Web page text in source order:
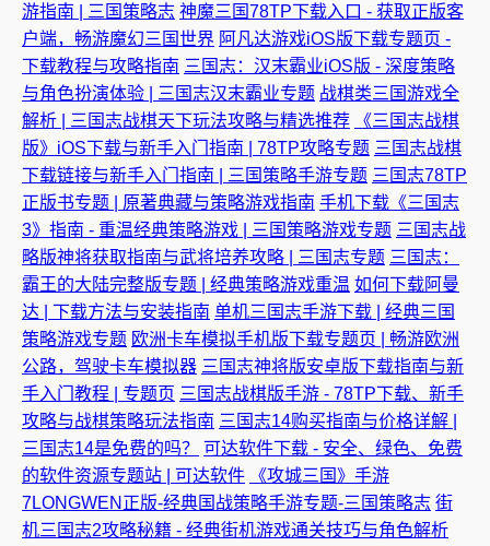
游指南 | 三国策略志 神魔三国78TP下载入口 - 获取正版客
户端，畅游魔幻三国世界 阿凡达游戏iOS版下载专题页 -
下载教程与攻略指南 三国志：汉末霸业iOS版 - 深度策略
与角色扮演体验 | 三国志汉末霸业专题 战棋类三国游戏全
解析 | 三国志战棋天下玩法攻略与精选推荐
《三国志战棋
版》iOS下载与新手入门指南 | 78TP攻略专题 三国志战棋
下载链接与新手入门指南 | 三国策略手游专题 三国志78TP
正版书专题 | 原著典藏与策略游戏指南 手机下载《三国志
3》指南 - 重温经典策略游戏 | 三国策略游戏专题 三国志战
略版神将获取指南与武将培养攻略 | 三国志专题 三国志：
霸王的大陆完整版专题 | 经典策略游戏重温 如何下载阿曼
达 | 下载方法与安装指南 单机三国志手游下载 | 经典三国
策略游戏专题 欧洲卡车模拟手机版下载专题页 | 畅游欧洲
公路，驾驶卡车模拟器 三国志神将版安卓版下载指南与新
手入门教程 | 专题页 三国志战棋版手游 - 78TP下载、新手
攻略与战棋策略玩法指南 三国志14购买指南与价格详解 |
三国志14是免费的吗？
可达软件下载 - 安全、绿色、免费
的软件资源专题站 | 可达软件
《攻城三国》手游
7LONGWEN正版-经典国战策略手游专题-三国策略志 街
机三国志2攻略秘籍 - 经典街机游戏通关技巧与角色解析